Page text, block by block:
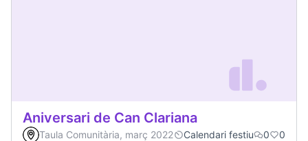
Aniversari de Can Clariana
Taula Comunitària, març 2022 Calendari festiu 0 0